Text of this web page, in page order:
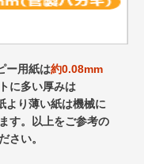
ー用紙は約0.08mm
に多い厚みは
より薄い紙は機械に
す。以上をご参考の
さい。